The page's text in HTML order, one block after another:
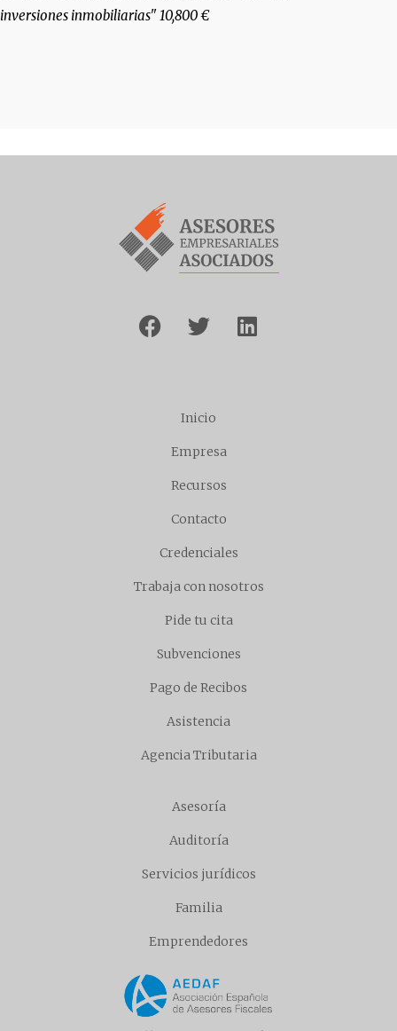
inversiones inmobiliarias" 10,800 €
Inicio
Empresa
Recursos
Contacto
Credenciales
Trabaja con nosotros
Pide tu cita
Subvenciones
Pago de Recibos
Asistencia
Agencia Tributaria
Asesoría
Auditoría
Servicios jurídicos
Familia
Emprendedores